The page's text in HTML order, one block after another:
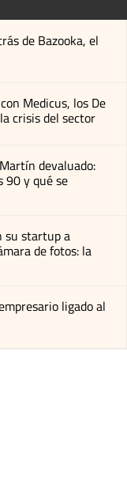
de Bazooka, el
Medicus, los De
crisis del sector
devaluado:
90 y qué se
su startup a
de fotos: la
ligado al